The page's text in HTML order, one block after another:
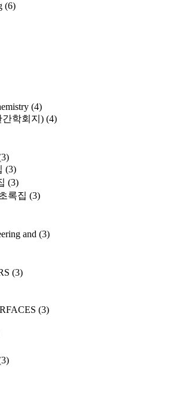
(6)
(4)
간학회지) (4)
(3)
(3)
록집 (3)
and (3)
(3)
(3)